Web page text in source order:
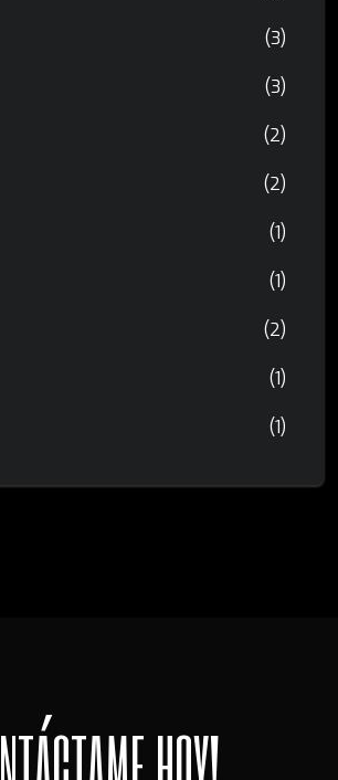
(3)
(3)
(2)
(2)
(1)
(1)
(2)
(1)
(1)